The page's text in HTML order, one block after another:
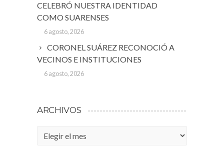
CELEBRÓ NUESTRA IDENTIDAD
COMO SUARENSES
6 agosto, 2026
CORONEL SUÁREZ RECONOCIÓ A
VECINOS E INSTITUCIONES
6 agosto, 2026
ARCHIVOS
Archivos